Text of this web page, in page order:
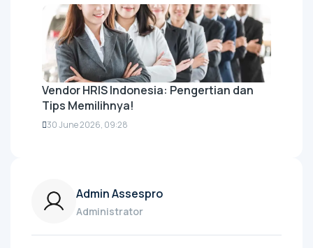
Vendor HRIS Indonesia: Pengertian dan
Tips Memilihnya!
30 June 2026, 09:28
Admin Assespro
Administrator